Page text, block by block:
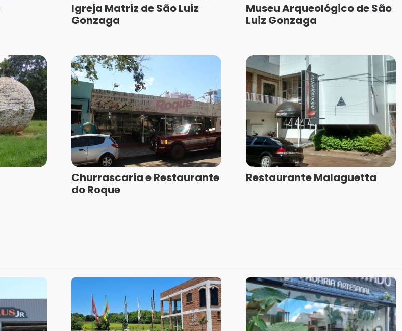
Igreja Matriz de São Luiz
Gonzaga
Museu Arqueológico de São
Luiz Gonzaga
Churrascaria e Restaurante
do Roque
Restaurante Malaguetta